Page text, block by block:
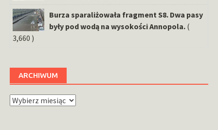
Burza sparaliżowała fragment S8. Dwa pasy
były pod wodą na wysokości Annopola. (
3,660 )
ARCHIWUM
Archiwum